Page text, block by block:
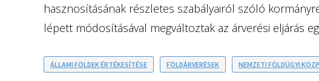
hasznosításának részletes szabályairól szóló
lépett módosításával megváltoztak az árverési eljárás
ÁLLAMI FÖLDEK ÉRTÉKESÍTÉSE FÖLDÁRVERÉSEK NEMZETI FÖLDÜGYI